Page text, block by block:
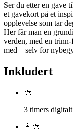
Ser du etter en gave
et gavekort på et
opplevelse som tar
Her får man en
verden, med en
med – selv for
Inkludert
🎨
3 timers
👩‍🎨